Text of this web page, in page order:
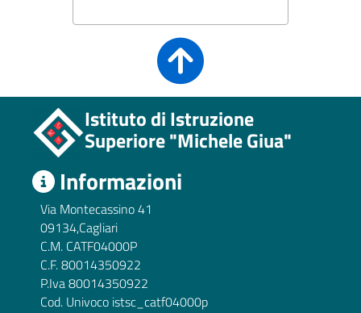
Istituto di Istruzione
Superiore "Michele Giua"
Informazioni
Via Montecassino 41
09134,Cagliari
C.M. CATF04000P
C.F. 80014350922
P.Iva 80014350922
Cod. Univoco istsc_catf04000p